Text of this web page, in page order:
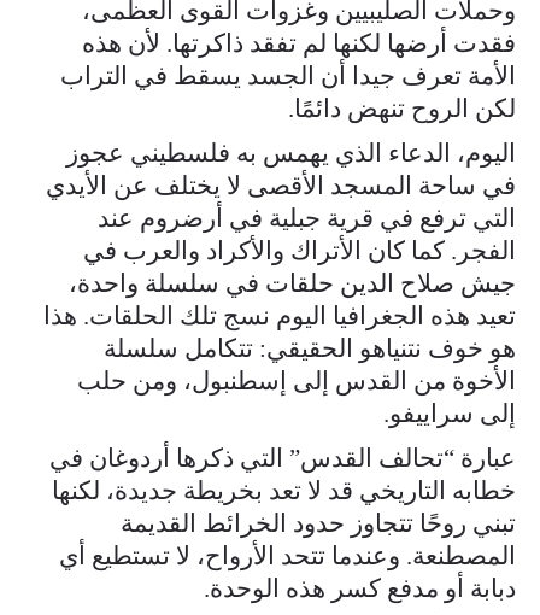
وحملات الصليبيين وغزوات القوى العظمى،
فقدت أرضها لكنها لم تفقد ذاكرتها. لأن هذه
الأمة تعرف جيدا أن الجسد يسقط في التراب
لكن الروح تنهض دائمًا.
اليوم، الدعاء الذي يهمس به فلسطيني عجوز
في ساحة المسجد الأقصى لا يختلف عن الأيدي
التي ترفع في قرية جبلية في أرضروم عند
الفجر. كما كان الأتراك والأكراد والعرب في
جيش صلاح الدين حلقات في سلسلة واحدة،
تعيد هذه الجغرافيا اليوم نسج تلك الحلقات. هذا
هو خوف نتنياهو الحقيقي: تتكامل سلسلة
الأخوة من القدس إلى إسطنبول، ومن حلب
إلى سراييفو.
عبارة “تحالف القدس” التي ذكرها أردوغان في
خطابه التاريخي قد لا تعد بخريطة جديدة، لكنها
تبني روحًا تتجاوز حدود الخرائط القديمة
المصطنعة. وعندما تتحد الأرواح، لا تستطيع أي
دبابة أو مدفع كسر هذه الوحدة.